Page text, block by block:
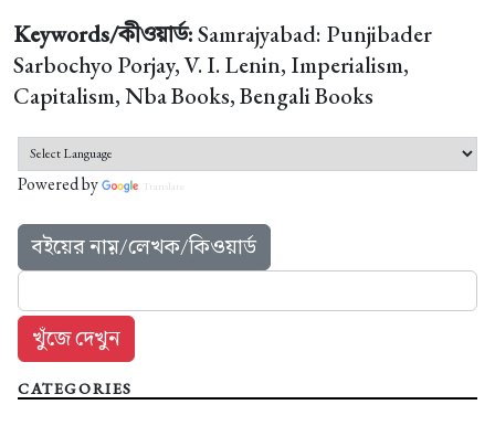
Keywords/কীওয়ার্ড:Samrajyabad: Punjibader
Sarbochyo Porjay, V. I. Lenin, Imperialism,
Capitalism, Nba Books, Bengali Books
Powered by Translate
বইয়ের নাম়/লেখক/কিওয়ার্ড
CATEGORIES